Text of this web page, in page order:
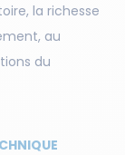
la richesse
au
du